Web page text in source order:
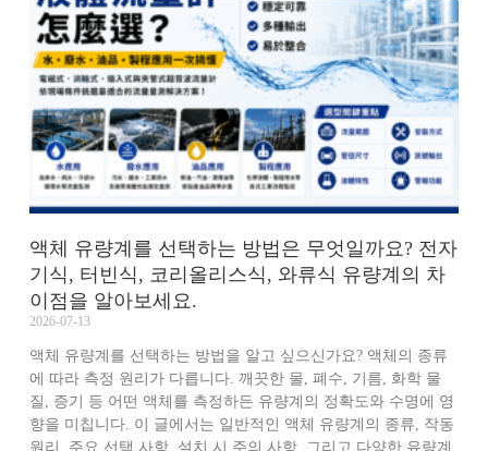
액체 유량계를 선택하는 방법은 무엇일까요? 전자
기식, 터빈식, 코리올리스식, 와류식 유량계의 차
이점을 알아보세요.
2026-07-13
액체 유량계를 선택하는 방법을 알고 싶으신가요? 액체의 종류
에 따라 측정 원리가 다릅니다. 깨끗한 물, 폐수, 기름, 화학 물
질, 증기 등 어떤 액체를 측정하든 유량계의 정확도와 수명에 영
향을 미칩니다. 이 글에서는 일반적인 액체 유량계의 종류, 작동
원리, 주요 선택 사항, 설치 시 주의 사항, 그리고 다양한 유량계